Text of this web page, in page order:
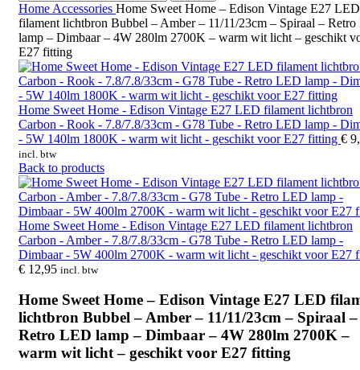
Home Accessories Home Sweet Home – Edison Vintage E27 LED
filament lichtbron Bubbel – Amber – 11/11/23cm – Spiraal –
lamp – Dimbaar – 4W 280lm 2700K – warm wit licht – geschikt
E27 fitting
Home Sweet Home - Edison Vintage E27 LED filament lichtbron
Carbon - Rook - 7.8/7.8/33cm - G78 Tube - Retro LED lamp -
- 5W 140lm 1800K - warm wit licht - geschikt voor E27 fitting €
incl. btw
Back to products
Home Sweet Home - Edison Vintage E27 LED filament lichtbron
Carbon - Amber - 7.8/7.8/33cm - G78 Tube - Retro LED lamp -
Dimbaar - 5W 400lm 2700K - warm wit licht - geschikt voor E27
€ 12,95 incl. btw
Home Sweet Home – Edison Vintage E27 LED
lichtbron Bubbel – Amber – 11/11/23cm – Spiraal –
Retro LED lamp – Dimbaar – 4W 280lm 2700K –
warm wit licht – geschikt voor E27 fitting